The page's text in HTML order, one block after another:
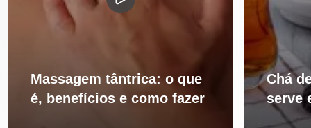
Massagem tântrica: o que
é, benefícios e como fazer
Chá
serve